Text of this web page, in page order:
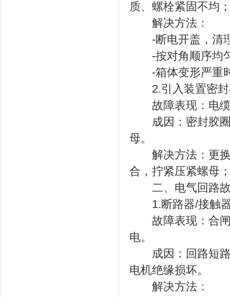
质、螺栓紧固不均
解决方法：
-断电开盖，清理
-按对角顺序均匀
-箱体变形严重时
2.引入装置密封
故障表现：电缆
成因：密封胶圈
母。
解决方法：更换
合，拧紧压紧螺母
二、电气回路故
1.断路器/接触器
故障表现：合闸
电。
成因：回路短路
电机绝缘损坏。
解决方法：